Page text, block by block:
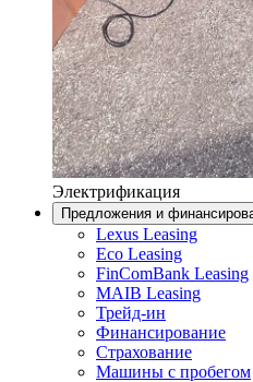
Электрификация
Предложения и
Lexus Leasing
Eco Leasing
FinComBank Leasing
MAIB Leasing
Трейд-ин
Финансирование
Страхование
Машины с пробегом